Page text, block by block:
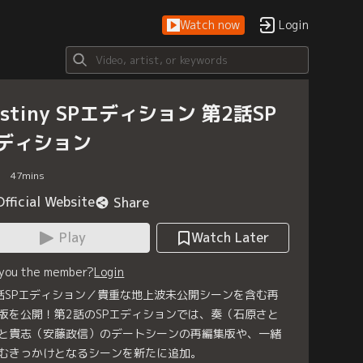
Watch now Login
SPエディション 第2話SP
ィション
47mins
Website
Share
Play
Watch Later
the member?Login
SPエディション／貴重な地上波未公開シーンを含む再
を公開！第2話のSPエディションでは、奏（石原さと
貴志（安藤政信）のデートシーンの再編集版や、一緒
きっかけとなるシーンを新たに追加。